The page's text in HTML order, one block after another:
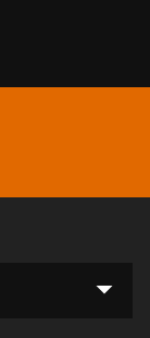
arrow_drop_down